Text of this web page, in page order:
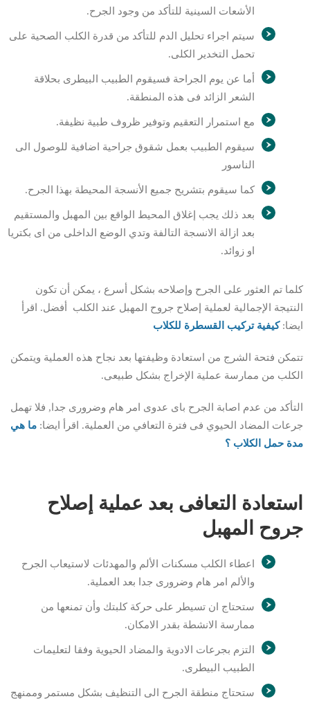
الأشعات السينية للتأكد من وجود الجرح.
سيتم اجراء تحليل الدم للتأكد من قدرة الكلب الصحية على
تحمل التخدير الكلى.
أما عن يوم الجراحة فسيقوم الطبيب البيطرى بحلاقة
الشعر الزائد فى هذه المنطقة.
مع استمرار التعقيم وتوفير ظروف طبية نظيفة.
سيقوم الطبيب بعمل شقوق جراحية اضافية للوصول الى
الناسور
كما سيقوم بتشريح جميع الأنسجة المحيطة بهذا الجرح.
بعد ذلك يجب إغلاق المحيط الواقع بين المهبل والمستقيم
بعد ازالة الانسجة التالفة وتدي الوضع الداخلى من اى بكتريا
او زوائد.
كلما تم العثور على الجرح وإصلاحه بشكل أسرع ، يمكن أن تكون
النتيجة الإجمالية لعملية إصلاح جروح المهبل عند الكلب أفضل. اقرأ
ايضا:كيفية تركيب القسطرة للكلاب
تتمكن فتحة الشرج من استعادة وظيفتها بعد نجاح هذه العملية ويتمكن
الكلب من ممارسة عملية الإخراج بشكل طبيعى.
التأكد من عدم اصابة الجرح باى عدوى امر هام وضرورى جدا, فلا تهمل
جرعات المضاد الحيوي فى فترة التعافي من العملية. اقرأ ايضا: ما هي
مدة حمل الكلاب ؟
استعادة التعافى بعد عملية إصلاح
جروح المهبل
اعطاء الكلب مسكنات الألم والمهدئات لاستيعاب الجرح
والألم امر هام وضرورى جدا بعد العملية.
ستحتاج ان تسيطر على حركة كلبتك وأن تمنعها من
ممارسة الانشطة بقدر الامكان.
التزم بجرعات الادوية والمضاد الحيوية وفقا لتعليمات
الطبيب البيطرى.
ستحتاج منطقة الجرح الى التنظيف بشكل مستمر وممنهج